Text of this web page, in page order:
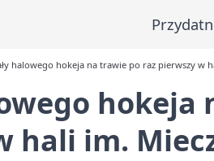
halowego hokeja na trawie po raz pierwszy w
hokeja
hali im.